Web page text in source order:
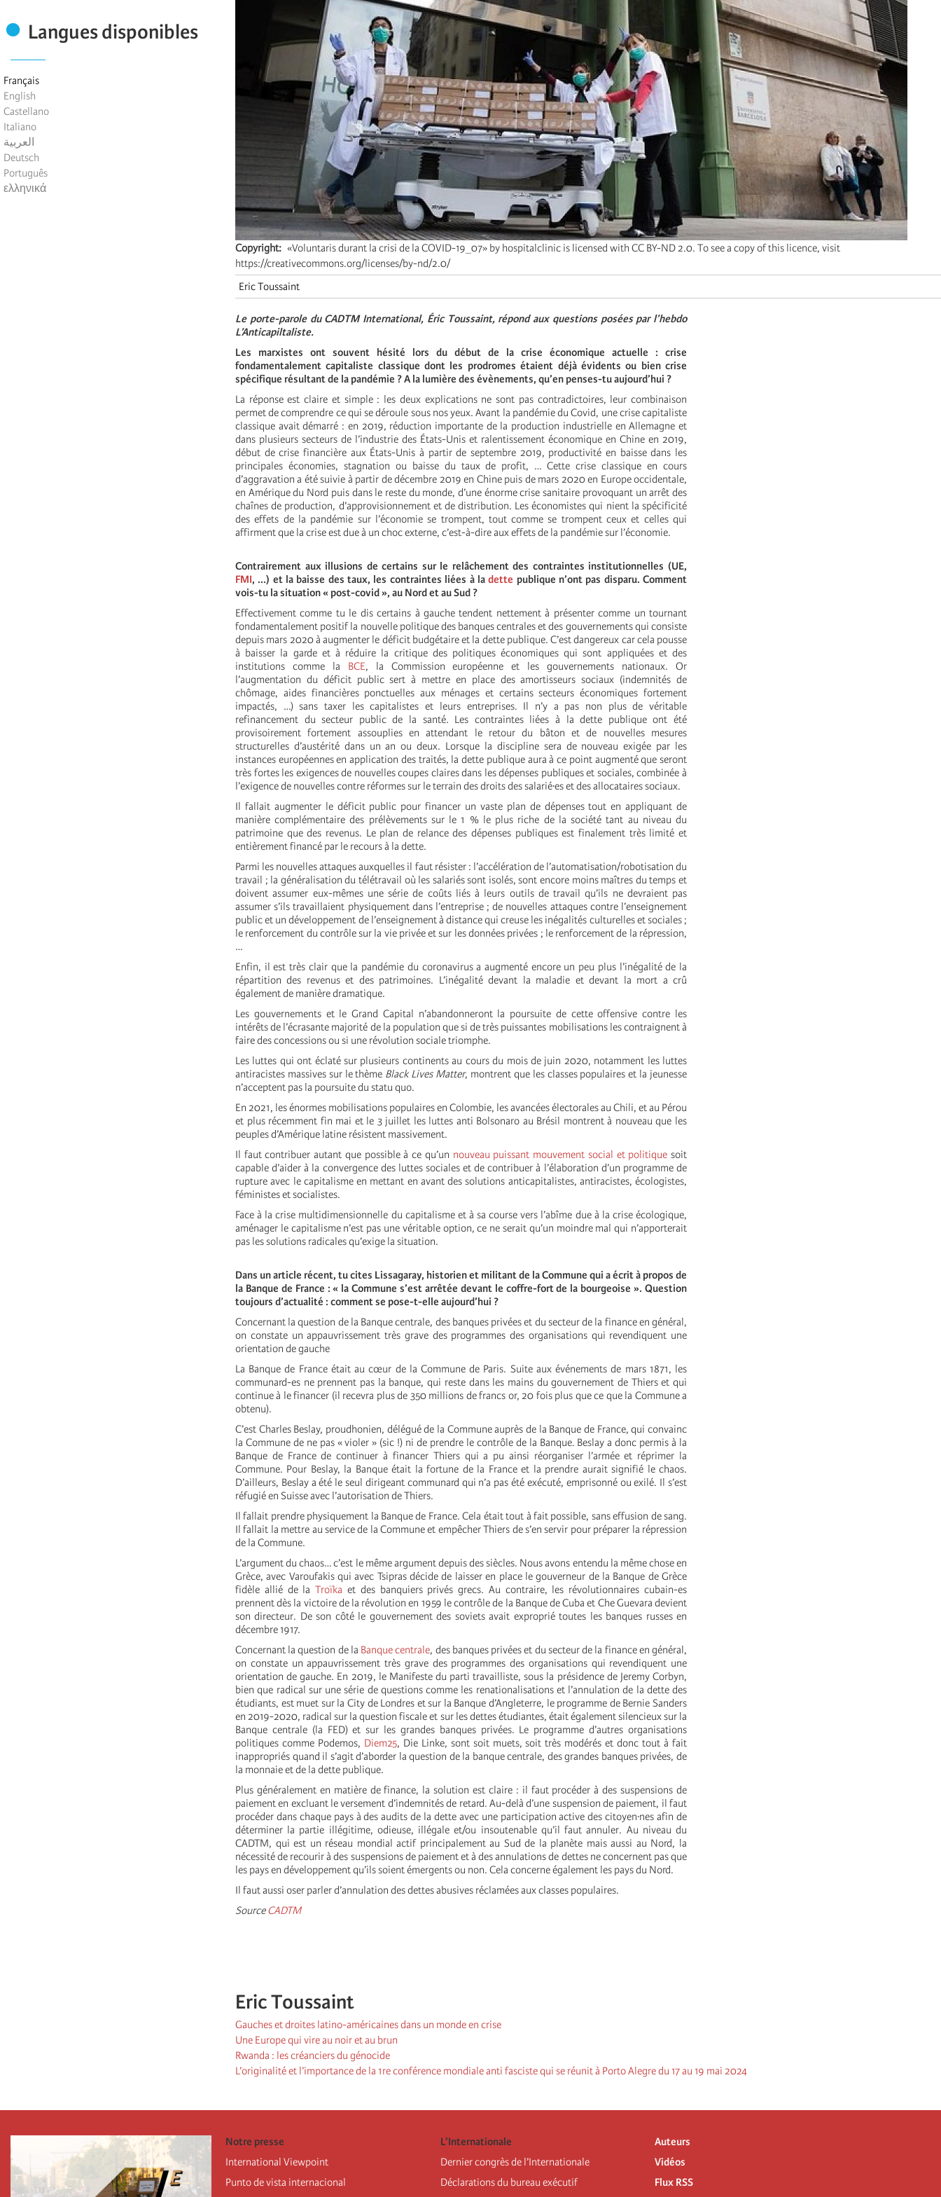
Langues disponibles
Français
English
Castellano
Italiano
العربية
Deutsch
Português
ελληνικά
Copyright
«Voluntaris durant la crisi de la COVID-19_07» by hospitalclinic is licensed with CC BY-ND 2.0. To see a copy of this licence, visit
https://creativecommons.org/licenses/by-nd/2.0/
Eric Toussaint
Le porte-parole du CADTM International, Éric Toussaint, répond aux questions posées par l’hebdo
L’Anticapiltaliste.
Les marxistes ont souvent hésité lors du début de la crise économique actuelle : crise
fondamentalement capitaliste classique dont les prodromes étaient déjà évidents ou bien crise
spécifique résultant de la pandémie ? A la lumière des évènements, qu’en penses-tu aujourd’hui ?
La réponse est claire et simple : les deux explications ne sont pas contradictoires, leur combinaison
permet de comprendre ce qui se déroule sous nos yeux. Avant la pandémie du Covid, une crise capitaliste
classique avait démarré : en 2019, réduction importante de la production industrielle en Allemagne et
dans plusieurs secteurs de l’industrie des États-Unis et ralentissement économique en Chine en 2019,
début de crise financière aux États-Unis à partir de septembre 2019, productivité en baisse dans les
principales économies, stagnation ou baisse du taux de profit, … Cette crise classique en cours
d’aggravation a été suivie à partir de décembre 2019 en Chine puis de mars 2020 en Europe occidentale,
en Amérique du Nord puis dans le reste du monde, d’une énorme crise sanitaire provoquant un arrêt des
chaînes de production, d’approvisionnement et de distribution. Les économistes qui nient la spécificité
des effets de la pandémie sur l’économie se trompent, tout comme se trompent ceux et celles qui
affirment que la crise est due à un choc externe, c’est-à-dire aux effets de la pandémie sur l’économie.
Contrairement aux illusions de certains sur le relâchement des contraintes institutionnelles (UE,
FMI, ...) et la baisse des taux, les contraintes liées à ladette publique n’ont pas disparu. Comment
vois-tu la situation « post-covid », au Nord et au Sud ?
Effectivement comme tu le dis certains à gauche tendent nettement à présenter comme un tournant
fondamentalement positif la nouvelle politique des banques centrales et des gouvernements qui consiste
depuis mars 2020 à augmenter le déficit budgétaire et la dette publique. C’est dangereux car cela pousse
à baisser la garde et à réduire la critique des politiques économiques qui sont appliquées et des
institutions comme la BCE, la Commission européenne et les gouvernements nationaux. Or
l’augmentation du déficit public sert à mettre en place des amortisseurs sociaux (indemnités de
chômage, aides financières ponctuelles aux ménages et certains secteurs économiques fortement
impactés, …) sans taxer les capitalistes et leurs entreprises. Il n’y a pas non plus de véritable
refinancement du secteur public de la santé. Les contraintes liées à la dette publique ont été
provisoirement fortement assouplies en attendant le retour du bâton et de nouvelles mesures
structurelles d’austérité dans un an ou deux. Lorsque la discipline sera de nouveau exigée par les
instances européennes en application des traités, la dette publique aura à ce point augmenté que seront
très fortes les exigences de nouvelles coupes claires dans les dépenses publiques et sociales, combinée à
l’exigence de nouvelles contre réformes sur le terrain des droits des salarié·es et des allocataires sociaux.
Il fallait augmenter le déficit public pour financer un vaste plan de dépenses tout en appliquant de
manière complémentaire des prélèvements sur le 1 % le plus riche de la société tant au niveau du
patrimoine que des revenus. Le plan de relance des dépenses publiques est finalement très limité et
entièrement financé par le recours à la dette.
Parmi les nouvelles attaques auxquelles il faut résister : l’accélération de l’automatisation/robotisation du
travail ; la généralisation du télétravail où les salariés sont isolés, sont encore moins maîtres du temps et
doivent assumer eux-mêmes une série de coûts liés à leurs outils de travail qu’ils ne devraient pas
assumer s’ils travaillaient physiquement dans l’entreprise ; de nouvelles attaques contre l’enseignement
public et un développement de l’enseignement à distance qui creuse les inégalités culturelles et sociales ;
le renforcement du contrôle sur la vie privée et sur les données privées ; le renforcement de la répression,
…
Enfin, il est très clair que la pandémie du coronavirus a augmenté encore un peu plus l’inégalité de la
répartition des revenus et des patrimoines. L’inégalité devant la maladie et devant la mort a crû
également de manière dramatique.
Les gouvernements et le Grand Capital n’abandonneront la poursuite de cette offensive contre les
intérêts de l’écrasante majorité de la population que si de très puissantes mobilisations les contraignent à
faire des concessions ou si une révolution sociale triomphe.
Les luttes qui ont éclaté sur plusieurs continents au cours du mois de juin 2020, notamment les luttes
antiracistes massives sur le thème Black Lives Matter, montrent que les classes populaires et la jeunesse
n’acceptent pas la poursuite du statu quo.
En 2021, les énormes mobilisations populaires en Colombie, les avancées électorales au Chili, et au Pérou
et plus récemment fin mai et le 3 juillet les luttes anti Bolsonaro au Brésil montrent à nouveau que les
peuples d’Amérique latine résistent massivement.
Il faut contribuer autant que possible à ce qu’un nouveau puissant mouvement social et politique soit
capable d’aider à la convergence des luttes sociales et de contribuer à l’élaboration d’un programme de
rupture avec le capitalisme en mettant en avant des solutions anticapitalistes, antiracistes, écologistes,
féministes et socialistes.
Face à la crise multidimensionnelle du capitalisme et à sa course vers l’abîme due à la crise écologique,
aménager le capitalisme n’est pas une véritable option, ce ne serait qu’un moindre mal qui n’apporterait
pas les solutions radicales qu’exige la situation.
Dans un article récent, tu cites Lissagaray, historien et militant de la Commune qui a écrit à propos de
la Banque de France : « la Commune s’est arrêtée devant le coffre-fort de la bourgeoise ». Question
toujours d’actualité : comment se pose-t-elle aujourd’hui ?
Concernant la question de la Banque centrale, des banques privées et du secteur de la finance en général,
on constate un appauvrissement très grave des programmes des organisations qui revendiquent une
orientation de gauche
La Banque de France était au cœur de la Commune de Paris. Suite aux événements de mars 1871, les
communard-es ne prennent pas la banque, qui reste dans les mains du gouvernement de Thiers et qui
continue à le financer (il recevra plus de 350 millions de francs or, 20 fois plus que ce que la Commune a
obtenu).
C’est Charles Beslay, proudhonien, délégué de la Commune auprès de la Banque de France, qui convainc
la Commune de ne pas « violer » (sic !) ni de prendre le contrôle de la Banque. Beslay a donc permis à la
Banque de France de continuer à financer Thiers qui a pu ainsi réorganiser l’armée et réprimer la
Commune. Pour Beslay, la Banque était la fortune de la France et la prendre aurait signifié le chaos.
D’ailleurs, Beslay a été le seul dirigeant communard qui n’a pas été exécuté, emprisonné ou exilé. Il s’est
réfugié en Suisse avec l’autorisation de Thiers.
Il fallait prendre physiquement la Banque de France. Cela était tout à fait possible, sans effusion de sang.
Il fallait la mettre au service de la Commune et empêcher Thiers de s’en servir pour préparer la répression
de la Commune.
L’argument du chaos… c’est le même argument depuis des siècles. Nous avons entendu la même chose en
Grèce, avec Varoufakis qui avec Tsipras décide de laisser en place le gouverneur de la Banque de Grèce
fidèle allié de laTroïka et des banquiers privés grecs. Au contraire, les révolutionnaires cubain-es
prennent dès la victoire de la révolution en 1959 le contrôle de la Banque de Cuba et Che Guevara devient
son directeur. De son côté le gouvernement des soviets avait exproprié toutes les banques russes en
décembre 1917.
Concernant la question de la Banque centrale, des banques privées et du secteur de la finance en général,
on constate un appauvrissement très grave des programmes des organisations qui revendiquent une
orientation de gauche. En 2019, le Manifeste du parti travailliste, sous la présidence de Jeremy Corbyn,
bien que radical sur une série de questions comme les renationalisations et l’annulation de la dette des
étudiants, est muet sur la City de Londres et sur la Banque d’Angleterre, le programme de Bernie Sanders
en 2019-2020, radical sur la question fiscale et sur les dettes étudiantes, était également silencieux sur la
Banque centrale (la FED) et sur les grandes banques privées. Le programme d’autres organisations
politiques comme Podemos, Diem25, Die Linke, sont soit muets, soit très modérés et donc tout à fait
inappropriés quand il s’agit d’aborder la question de la banque centrale, des grandes banques privées, de
la monnaie et de la dette publique.
Plus généralement en matière de finance, la solution est claire : il faut procéder à des suspensions de
paiement en excluant le versement d’indemnités de retard. Au-delà d’une suspension de paiement, il faut
procéder dans chaque pays à des audits de la dette avec une participation active des citoyen·nes afin de
déterminer la partie illégitime, odieuse, illégale et/ou insoutenable qu’il faut annuler. Au niveau du
CADTM, qui est un réseau mondial actif principalement au Sud de la planète mais aussi au Nord, la
nécessité de recourir à des suspensions de paiement et à des annulations de dettes ne concernent pas que
les pays en développement qu’ils soient émergents ou non. Cela concerne également les pays du Nord.
Il faut aussi oser parler d’annulation des dettes abusives réclamées aux classes populaires.
SourceCADTM
Eric Toussaint
Gauches et droites latino-américaines dans un monde en crise
Une Europe qui vire au noir et au brun
Rwanda : les créanciers du génocide
L’originalité et l’importance de la 1re conférence mondiale anti fasciste qui se réunit à Porto Alegre du 17 au 19 mai 2024
Notre presse
International Viewpoint
Punto de vista internacional
L’Internationale
Dernier congrès de l’Internationale
Déclarations du bureau exécutif
Auteurs
Vidéos
Flux RSS